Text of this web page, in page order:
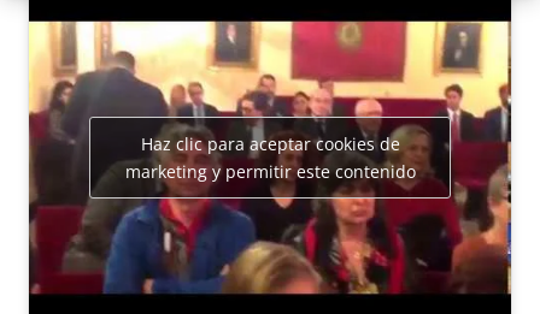
Haz clic para aceptar cookies de
marketing y permitir este contenido